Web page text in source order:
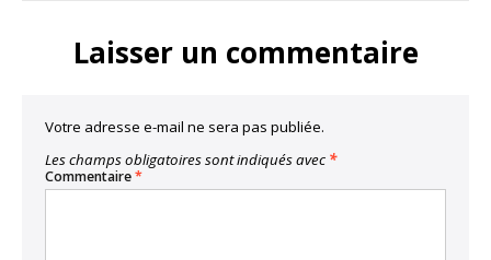
Laisser un commentaire
Votre adresse e-mail ne sera pas publiée.
Les champs obligatoires sont indiqués avec *
Commentaire*